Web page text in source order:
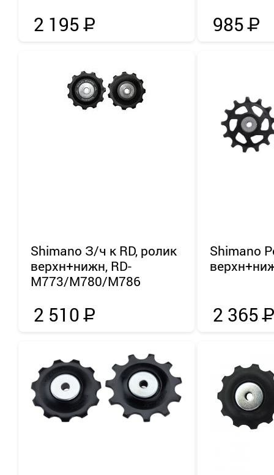
2 195Р 985Р
Shimano З/ч к RD, ролик
верхн+нижн, RD-
M773/M780/M786
2 510Р
Shimano
2 365Р